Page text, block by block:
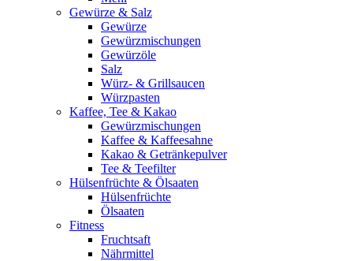
Gewürze & Salz
Gewürze
Gewürzmischungen
Gewürzöle
Salz
Würz- & Grillsaucen
Würzpasten
Kaffee, Tee & Kakao
Gewürzmischungen
Kaffee & Kaffeesahne
Kakao & Getränkepulver
Tee & Teefilter
Hülsenfrüchte & Ölsaaten
Hülsenfrüchte
Ölsaaten
Fitness
Fruchtsaft
Nährmittel